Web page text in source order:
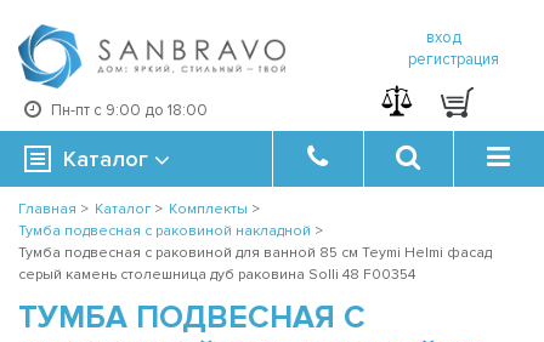
Пн-пт с 9:00 до 18:00
вход
регистрация
Каталог
Главная > Каталог > Комплекты >
Тумба подвесная с раковиной накладной >
Тумба подвесная с раковиной для ванной 85 см Teymi Helmi фасад
серый камень столешница дуб раковина Solli 48 F00354
ТУМБА ПОДВЕСНАЯ С